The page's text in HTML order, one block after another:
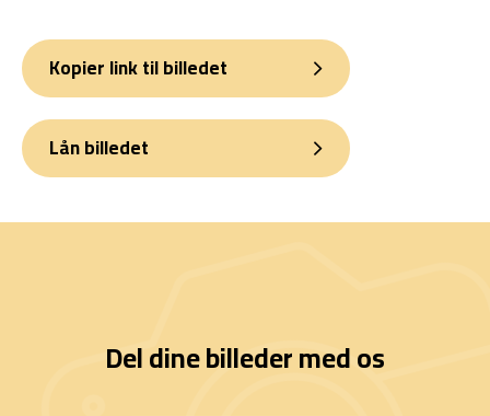
Kopier link til billedet
Lån billedet
Del dine billeder med os